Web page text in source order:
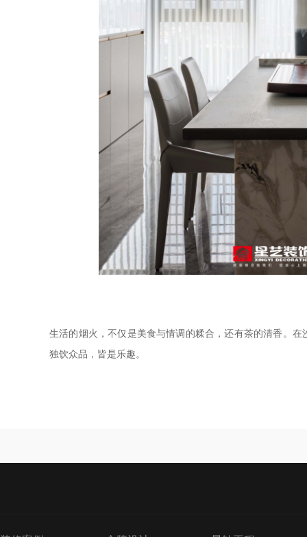
生活的烟火，不仅是美食与情调的糅合，还有茶的清香。
独饮众品，皆是乐趣。